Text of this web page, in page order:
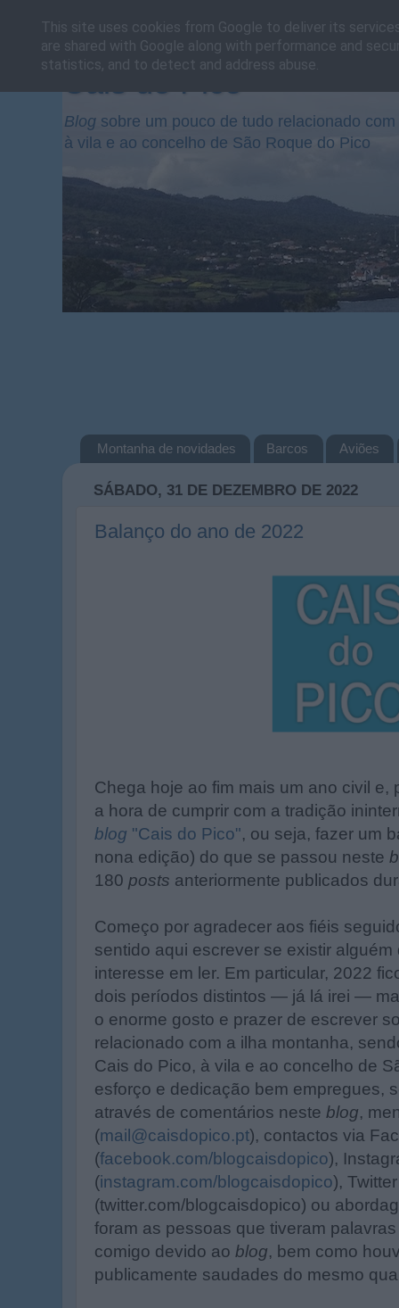
Cais do Pico
Blog sobre um pouco de tudo relacionado
à vila e ao concelho de São Roque do Pico
Montanha de novidades Barcos Aviões
SÁBADO, 31 DE DEZEMBRO DE 2022
Balanço do ano de 2022
Chega hoje ao fim mais um ano civil e,
a hora de cumprir com a tradição
blog "Cais do Pico", ou seja, fazer um
nona edição) do que se passou neste
180 posts anteriormente publicados
Começo por agradecer aos fiéis
sentido aqui escrever se existir
interesse em ler. Em particular, 2022
dois períodos distintos — já lá irei —
o enorme gosto e prazer de escrever
relacionado com a ilha montanha,
Cais do Pico, à vila e ao concelho de
esforço e dedicação bem empregues,
através de comentários neste blog,
(mail@caisdopico.pt), contactos via
(facebook.com/blogcaisdopico),
(instagram.com/blogcaisdopico), Twitter
(twitter.com/blogcaisdopico) ou
foram as pessoas que tiveram
comigo devido ao blog, bem como
publicamente saudades do mesmo
This site uses cookies from Google to deliver its
are shared with Google along with performance and
statistics, and to detect and address abuse.